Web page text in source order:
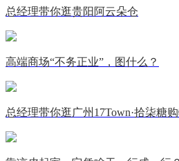
总经理带你逛贵阳阿云朵仓
高端商场“不务正业”，图什么？
总经理带你逛广州17Town·拾柒糖